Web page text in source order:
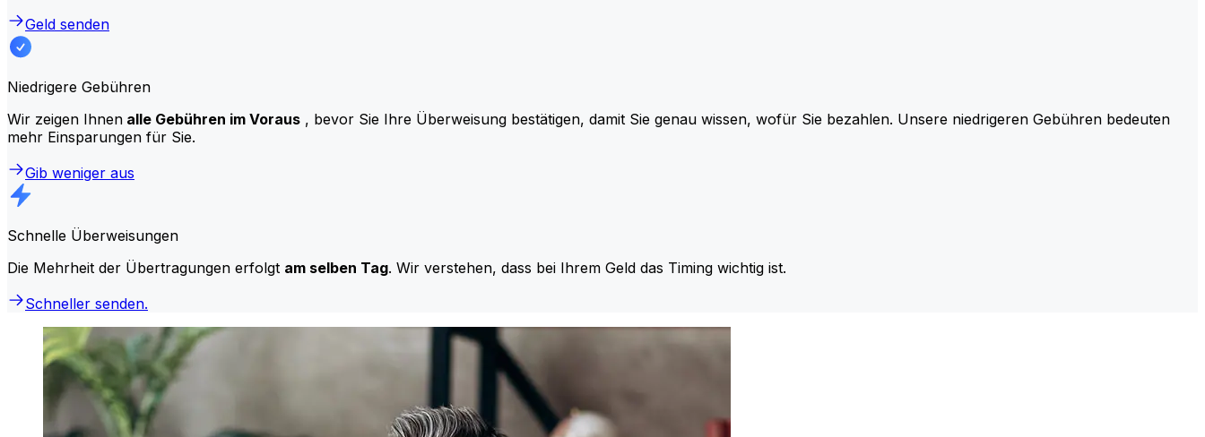
Geld senden
Niedrigere Gebühren
Wir zeigen Ihnen alle Gebühren im Voraus , bevor Sie Ihre Überweisung bestätigen, damit Sie genau wissen, wofür Sie bezahlen. Unsere niedrigeren Gebühren bedeuten
mehr Einsparungen für Sie.
Gib weniger aus
Schnelle Überweisungen
Die Mehrheit der Übertragungen erfolgt am selben Tag. Wir verstehen, dass bei Ihrem Geld das Timing wichtig ist.
Schneller senden.